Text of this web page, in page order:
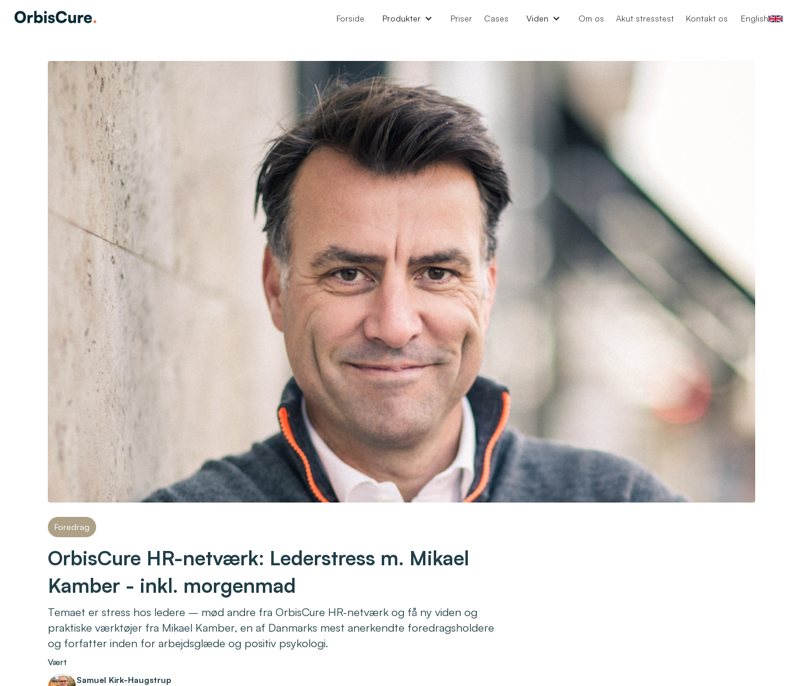
Forside Produkter Priser Cases Viden Om os Akut stresstest Kontakt os English
Foredrag
OrbisCure HR-netværk: Lederstress m. Mikael
Kamber - inkl. morgenmad
Temaet er stress hos ledere – mød andre fra OrbisCure HR-netværk og få ny viden og
praktiske værktøjer fra Mikael Kamber, en af Danmarks mest anerkendte foredragsholdere
og forfatter inden for arbejdsglæde og positiv psykologi.
Vært
Samuel Kirk-Haugstrup